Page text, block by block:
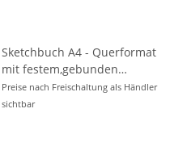
Sketchbuch A4 - Querformat
mit festem,gebunden
Einband - Skizzenbuch für
alle Markerarten , 110 g/m² -
Preise nach Freischaltung als Händler
sichtbar